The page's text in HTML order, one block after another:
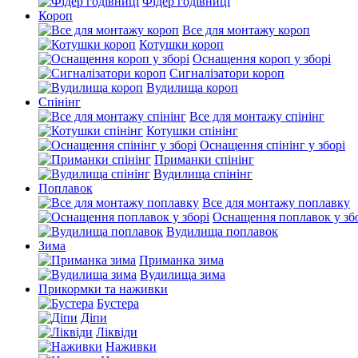
Короп
Все для монтажу короп
Котушки короп
Оснащення короп у зборі
Сигналізатори короп
Вудилища короп
Спінінг
Все для монтажу спінінг
Котушки спінінг
Оснащення спінінг у зборі
Приманки спінінг
Вудилища спінінг
Поплавок
Все для монтажу поплавку
Оснащення поплавок у
Вудилища поплавок
Зима
Приманка зима
Вудилища зима
Прикормки та наживки
Бустера
Діпи
Ліквіди
Наживки